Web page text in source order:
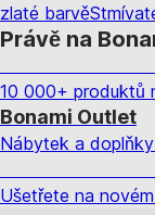
zlaté barvě
Právě na
10 000+ produktů
Bonami Outlet
Nábytek a
Ušetřete na